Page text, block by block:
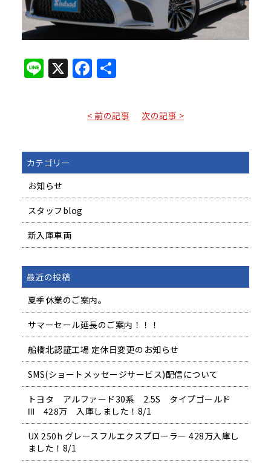
Line
X Facebook
共
< 前の記事 次の記事 >
カテゴリー
お知らせ
スタッフblog
新入庫車両
最近の投稿
夏季休業のご案内。
サマーセール延長のご案内！！！
船橋北認証工場 定休日変更のお知らせ
SMS(ショートメッセージサービス)配信について
トヨタ アルファード30系 2.5S タイプゴールド
Ⅲ 428万 入庫しました！8/1
UX 250h グレースフルエクスプローラー 428万入庫し
ました！8/1